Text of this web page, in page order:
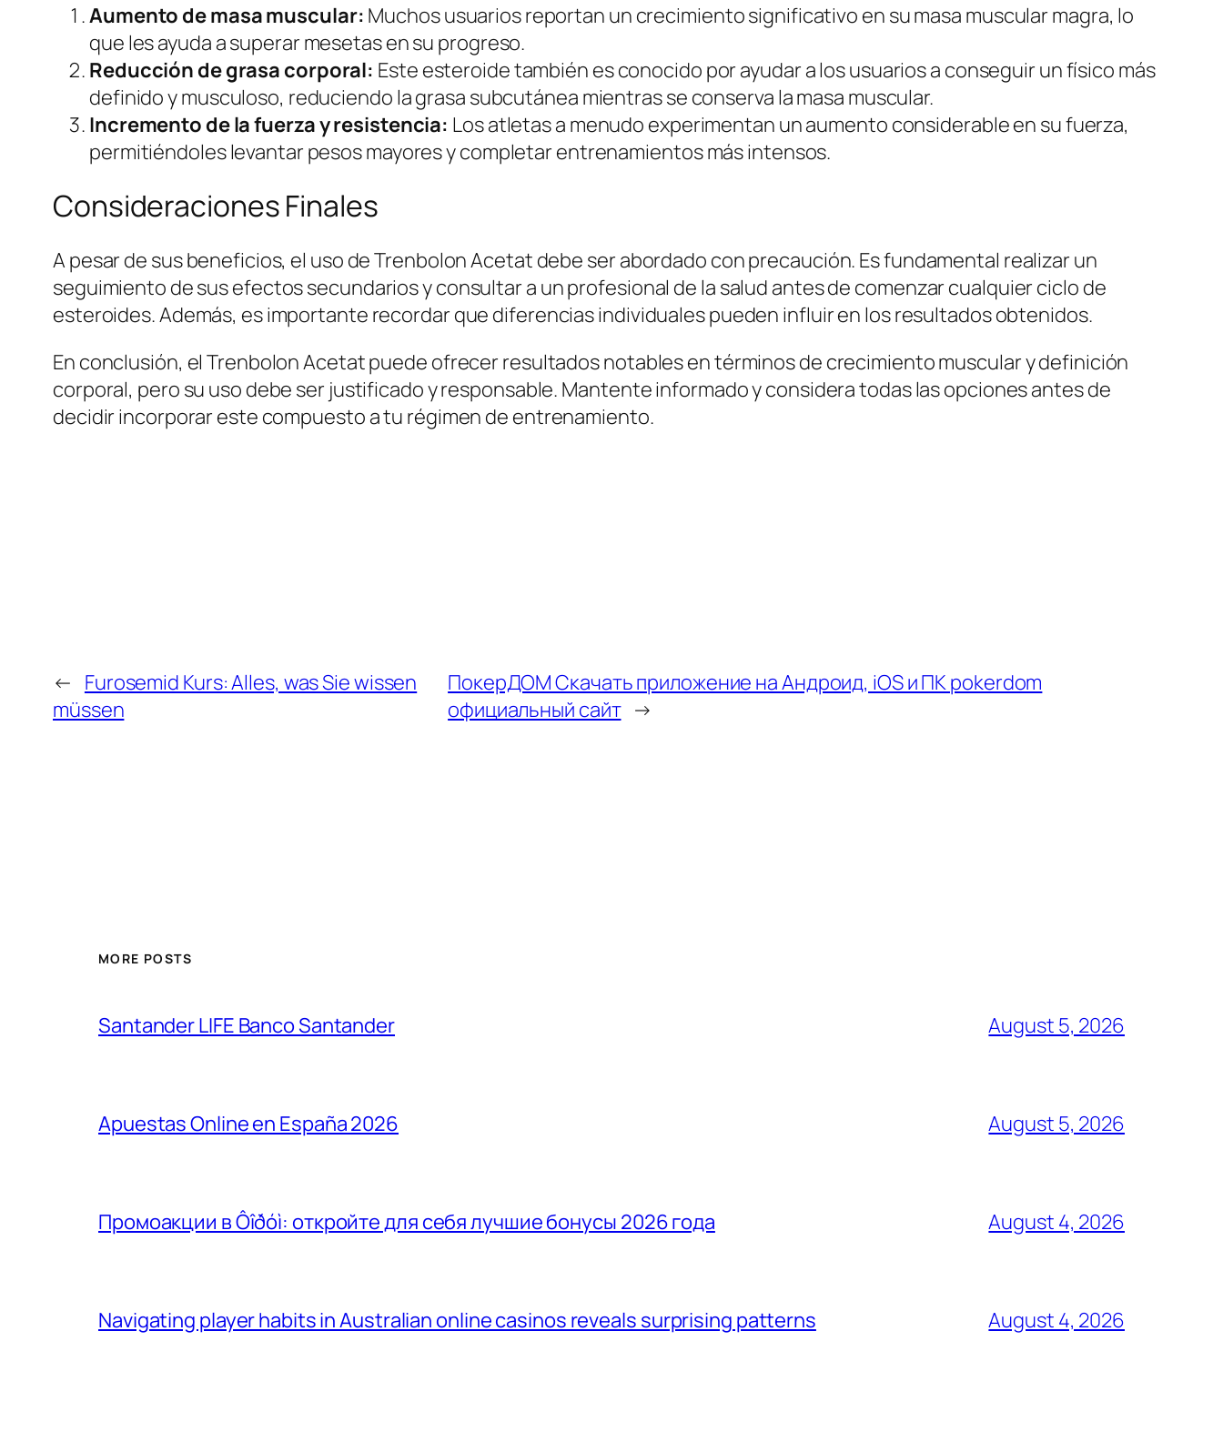
Aumento de masa muscular: Muchos usuarios reportan un crecimiento significativo en su masa muscular magra, lo
que les ayuda a superar mesetas en su progreso.
Reducción de grasa corporal: Este esteroide también es conocido por ayudar a los usuarios a conseguir un físico más
definido y musculoso, reduciendo la grasa subcutánea mientras se conserva la masa muscular.
Incremento de la fuerza y resistencia: Los atletas a menudo experimentan un aumento considerable en su fuerza,
permitiéndoles levantar pesos mayores y completar entrenamientos más intensos.
Consideraciones Finales
A pesar de sus beneficios, el uso de Trenbolon Acetat debe ser abordado con precaución. Es fundamental realizar un
seguimiento de sus efectos secundarios y consultar a un profesional de la salud antes de comenzar cualquier ciclo de
esteroides. Además, es importante recordar que diferencias individuales pueden influir en los resultados obtenidos.
En conclusión, el Trenbolon Acetat puede ofrecer resultados notables en términos de crecimiento muscular y definición
corporal, pero su uso debe ser justificado y responsable. Mantente informado y considera todas las opciones antes de
decidir incorporar este compuesto a tu régimen de entrenamiento.
← Furosemid Kurs: Alles, was Sie wissen
müssen
ПокерДОМ Скачать приложение на Андроид, iOS и ПК pokerdom
официальный сайт →
MORE POSTS
Santander LIFE​ Banco Santander August 5, 2026
Apuestas Online en España 2026 August 5, 2026
Промоакции в Ôîðóì: откройте для себя лучшие бонусы 2026 года August 4, 2026
Navigating player habits in Australian online casinos reveals surprising patterns August 4, 2026